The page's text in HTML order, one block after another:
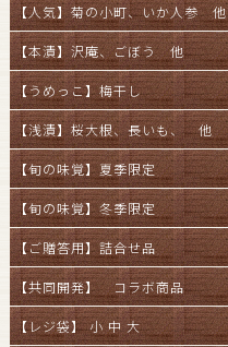
【人気】菊の小町、いか人参 他
【本漬】沢庵、ごぼう 他
【うめっこ】梅干し
【浅漬】桜大根、長いも、 他
【旬の味覚】夏季限定
【旬の味覚】冬季限定
【ご贈答用】詰合せ品
【共同開発】 コラボ商品
【レジ袋】 小 中 大